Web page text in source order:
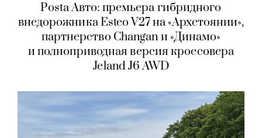
Posta Авто: премьера гибридного
внедорожника Esteo V27 на «Архстоянии»,
партнерство Changan и «Динамо»
и полноприводная версия кроссовера
Jeland J6 AWD